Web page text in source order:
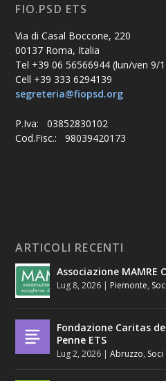
FIO.PSD ETS
Via di Casal Boccone, 220
00137 Roma, Italia
Tel +39 06 56566944 (lun/ven 9/
Cell +39 333 6294139
segreteria@fiopsd.org
P.Iva: 03852830102
Cod.Fisc.: 98039420173
ARTICOLI RECENTI
Associazione MAMRE
Lug 8, 2026 | Piemonte, Soci
Fondazione Caritas
Penne ETS
Lug 2, 2026 |Abruzzo, Soci